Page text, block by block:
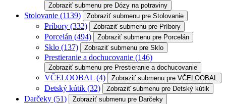
Zobraziť submenu pre Dózy na potraviny
Stolovanie (1139) Zobraziť submenu pre Stolovanie
Príbory (332) Zobraziť submenu pre Príbory
Porcelán (494) Zobraziť submenu pre Porcelán
Sklo (137) Zobraziť submenu pre Sklo
Prestieranie a dochucovanie (146)
Zobraziť submenu pre Prestieranie a dochucovanie
VČELOOBAL (4) Zobraziť submenu pre VČELOOBAL
Detský kútik (32) Zobraziť submenu pre Detský kútik
Darčeky (51) Zobraziť submenu pre Darčeky